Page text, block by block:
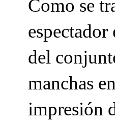
Como se
del
manchas
impresión